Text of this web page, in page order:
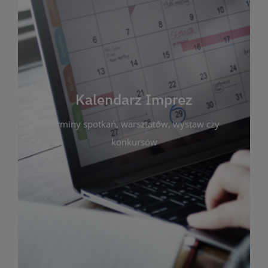
Kalendarz Imprez
terminy spotkań, warsztatów, wystaw czy
konkursów
Kalendarz Imprez
Zakładka ta gromadzi wszystkie planowane
wydarzenia kulturalne i edukacyjne organizowane
przez bibliotekę. Możesz tu sprawdzić terminy
spotkań, warsztatów, wystaw czy konkursów.
Dzięki przejrzystemu kalendarzowi łatwo
zaplanujesz udział w interesujących Cię
wydarzeniach. Aktualizujemy harmonogram na
bieżąco, by zawsze był zgodny z planem pracy
biblioteki. Zapraszamy do śledzenia i uczestnictwa
w życiu kulturalnym miasta!
WIĘCEJ